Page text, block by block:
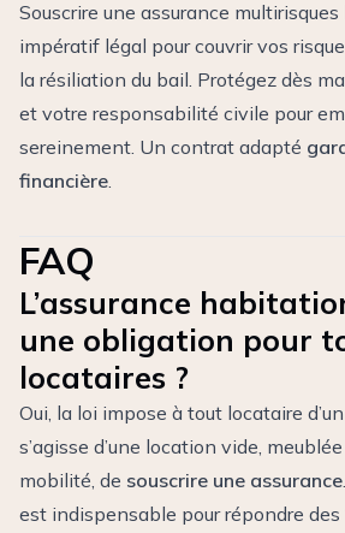
Souscrire une assurance
impératif légal pour couvrir vos
la résiliation du bail. Protégez dès
et votre responsabilité civile pour
sereinement. Un contrat adapté
financière
FAQ
L’assurance
une obligation pour
locataires ?
Oui, la loi impose à tout locataire
s’agisse d’une location vide, meublée
mobilité, de souscrire une assurance
est indispensable pour répondre des